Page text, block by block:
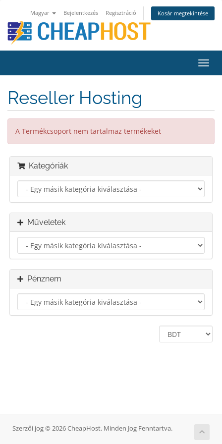
Magyar Bejelentkezés Regisztráció Kosár megtekintése
a
Reseller Hosting
A Termékcsoport nem tartalmaz termékeket
Kategóriák
Műveletek
Pénznem
Szerzői jog © 2026 CheapHost. Minden Jog Fenntartva.